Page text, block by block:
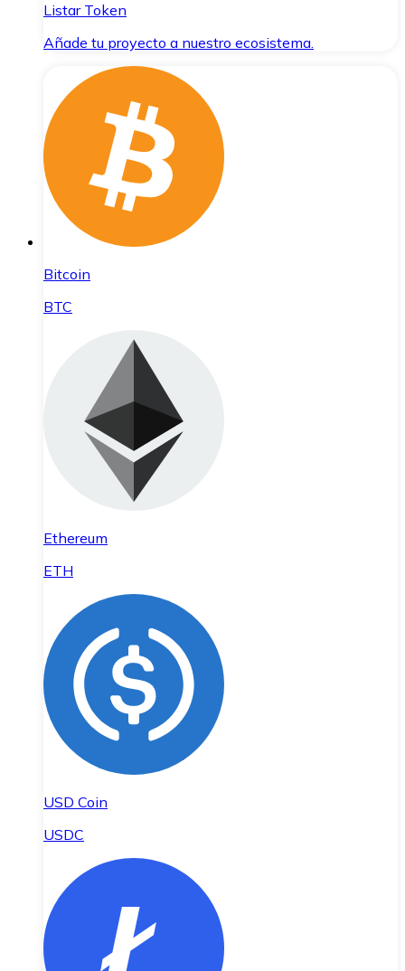
Listar Token
Añade tu proyecto a nuestro ecosistema.
Bitcoin
BTC
Ethereum
ETH
USD Coin
USDC